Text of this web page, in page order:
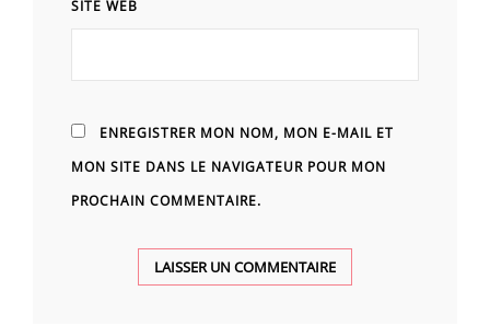
SITE WEB
ENREGISTRER MON NOM, MON E-MAIL ET
MON SITE DANS LE NAVIGATEUR POUR MON
PROCHAIN COMMENTAIRE.